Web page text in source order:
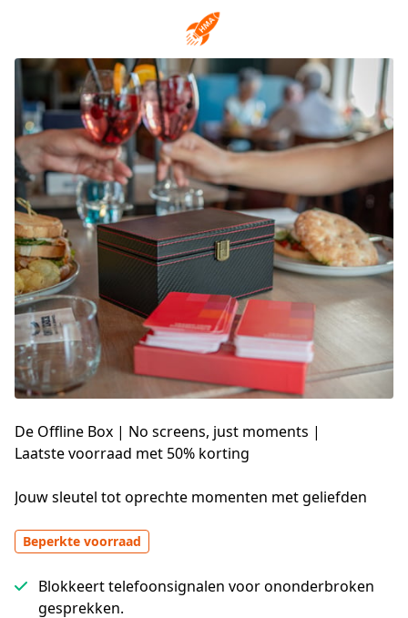
De Offline Box | No screens, just moments |
Laatste voorraad met 50% korting
Jouw sleutel tot oprechte momenten met geliefden
Beperkte voorraad
Blokkeert telefoonsignalen voor ononderbroken
gesprekken.